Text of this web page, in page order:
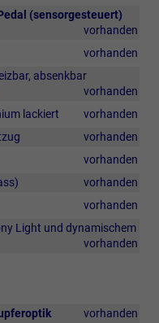
(sensorgesteuert)
vorhanden
vorhanden
absenkbar
vorhanden
lackiert
vorhanden
vorhanden
vorhanden
vorhanden
vorhanden
Light und dynamischem
vorhanden
vorhanden